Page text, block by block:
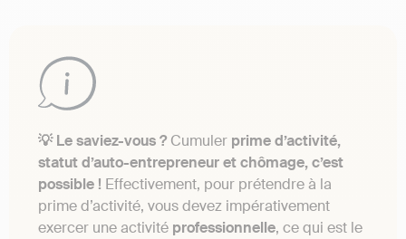
💡 Le saviez-vous ? Cumuler prime d’activité,
statut d’auto-entrepreneur et chômage, c’est
possible ! Effectivement, pour prétendre à la
prime d’activité, vous devez impérativement
exercer une activité professionnelle, ce qui est le